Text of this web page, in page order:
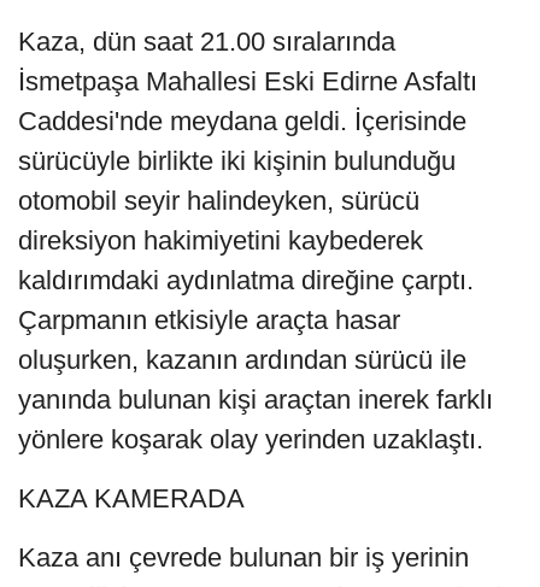
Kaza, dün saat 21.00 sıralarında
İsmetpaşa Mahallesi Eski Edirne Asfaltı
Caddesi'nde meydana geldi. İçerisinde
sürücüyle birlikte iki kişinin bulunduğu
otomobil seyir halindeyken, sürücü
direksiyon hakimiyetini kaybederek
kaldırımdaki aydınlatma direğine çarptı.
Çarpmanın etkisiyle araçta hasar
oluşurken, kazanın ardından sürücü ile
yanında bulunan kişi araçtan inerek farklı
yönlere koşarak olay yerinden uzaklaştı.
KAZA KAMERADA
Kaza anı çevrede bulunan bir iş yerinin